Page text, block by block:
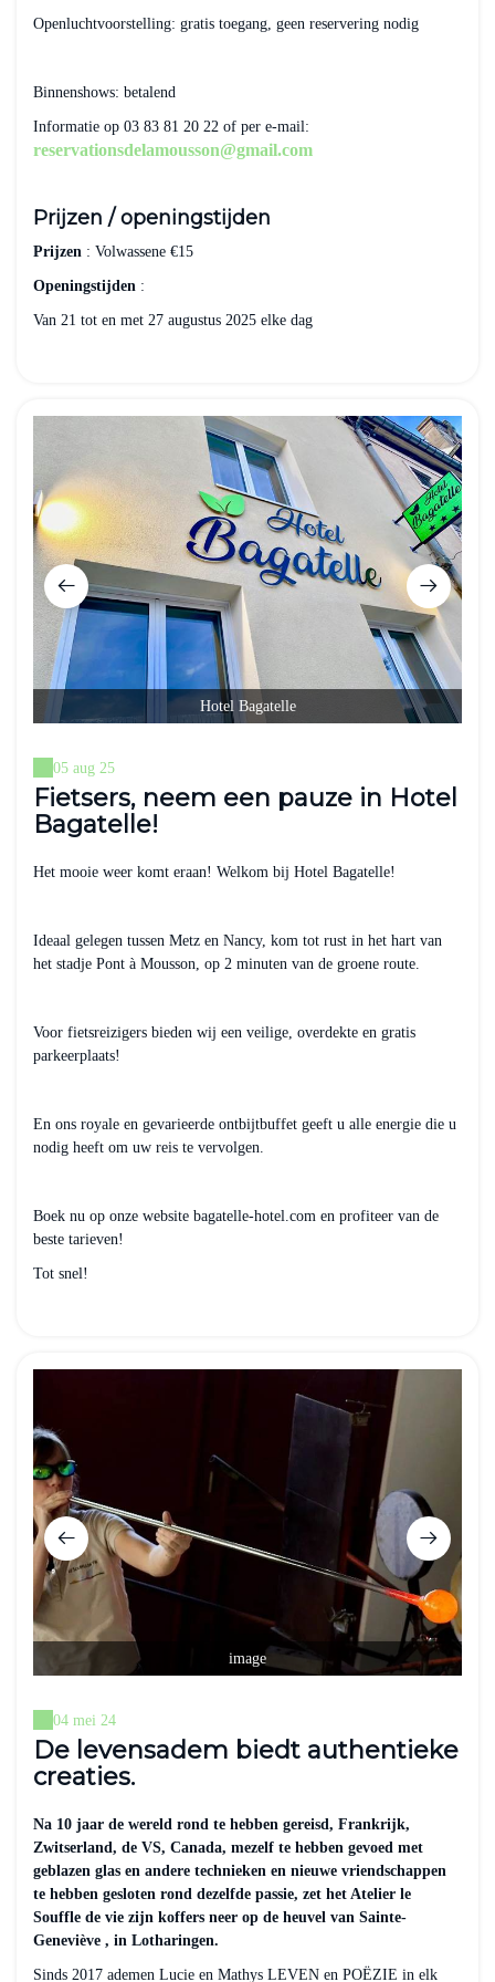
Openluchtvoorstelling: gratis toegang, geen reservering nodig
Binnenshows: betalend
Informatie op 03 83 81 20 22 of per e-mail:
reservationsdelamousson@gmail.com
Prijzen / openingstijden
Prijzen : Volwassene €15
Openingstijden :
Van 21 tot en met 27 augustus 2025 elke dag
Hotel Bagatelle
05 aug 25
Fietsers, neem een pauze in Hotel
Bagatelle!
Het mooie weer komt eraan! Welkom bij Hotel Bagatelle!
Ideaal gelegen tussen Metz en Nancy, kom tot rust in het hart van
het stadje Pont à Mousson, op 2 minuten van de groene route.
Voor fietsreizigers bieden wij een veilige, overdekte en gratis
parkeerplaats!
En ons royale en gevarieerde ontbijtbuffet geeft u alle energie die u
nodig heeft om uw reis te vervolgen.
Boek nu op onze website bagatelle-hotel.com en profiteer van de
beste tarieven!
Tot snel!
image
04 mei 24
De levensadem biedt authentieke
creaties.
Na 10 jaar de wereld rond te hebben gereisd, Frankrijk,
Zwitserland, de VS, Canada, mezelf te hebben gevoed met
geblazen glas en andere technieken en nieuwe vriendschappen
te hebben gesloten rond dezelfde passie, zet het Atelier le
Souffle de vie zijn koffers neer op de heuvel van Sainte-
Geneviève , in Lotharingen.
Sinds 2017 ademen Lucie en Mathys LEVEN en POËZIE in elk